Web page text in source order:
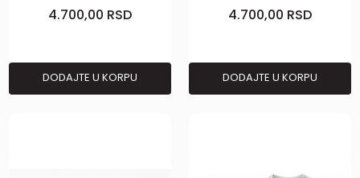
Surferka,vel110/116
4.700,00 RSD
DODAJTE U KORPU
Surferka,vel122/128
4.700,00 RSD
DODAJTE U KORPU